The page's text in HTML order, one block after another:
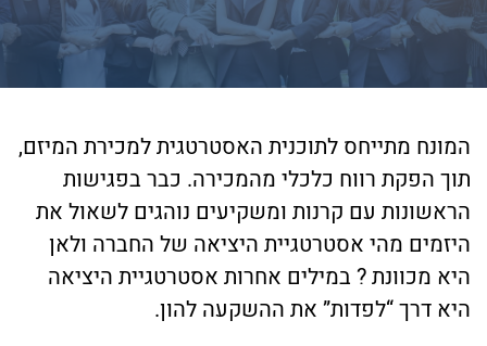
המונח מתייחס לתוכנית האסטרטגית למכירת המיזם,
תוך הפקת רווח כלכלי מהמכירה. כבר בפגישות
הראשונות עם קרנות ומשקיעים נוהגים לשאול את
היזמים מהי אסטרטגיית היציאה של החברה ולאן
היא מכוונת ? במילים אחרות אסטרטגיית היציאה
היא דרך “לפדות” את ההשקעה להון.